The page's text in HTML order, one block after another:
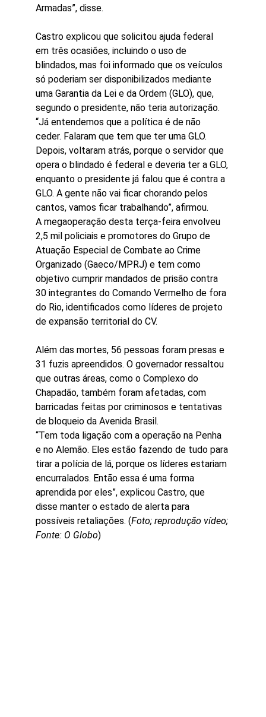
Armadas”, disse.
Castro explicou que solicitou ajuda federal
em três ocasiões, incluindo o uso de
blindados, mas foi informado que os veículos
só poderiam ser disponibilizados mediante
uma Garantia da Lei e da Ordem (GLO), que,
segundo o presidente, não teria autorização.
“Já entendemos que a política é de não
ceder. Falaram que tem que ter uma GLO.
Depois, voltaram atrás, porque o servidor que
opera o blindado é federal e deveria ter a GLO,
enquanto o presidente já falou que é contra a
GLO. A gente não vai ficar chorando pelos
cantos, vamos ficar trabalhando”, afirmou.
A megaoperação desta terça-feira envolveu
2,5 mil policiais e promotores do Grupo de
Atuação Especial de Combate ao Crime
Organizado (Gaeco/MPRJ) e tem como
objetivo cumprir mandados de prisão contra
30 integrantes do Comando Vermelho de fora
do Rio, identificados como líderes de projeto
de expansão territorial do CV.
Além das mortes, 56 pessoas foram presas e
31 fuzis apreendidos. O governador ressaltou
que outras áreas, como o Complexo do
Chapadão, também foram afetadas, com
barricadas feitas por criminosos e tentativas
de bloqueio da Avenida Brasil.
“Tem toda ligação com a operação na Penha
e no Alemão. Eles estão fazendo de tudo para
tirar a polícia de lá, porque os líderes estariam
encurralados. Então essa é uma forma
aprendida por eles”, explicou Castro, que
disse manter o estado de alerta para
possíveis retaliações. (Foto; reprodução vídeo;
Fonte: O Globo)